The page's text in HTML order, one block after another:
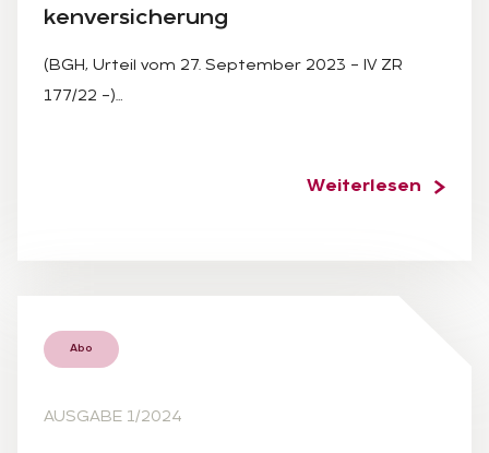
ken­ver­si­che­rung
(BGH, Urteil vom 27. September 2023 – IV ZR
177/22 –)…
Weiterlesen
Abo
AUSGABE 1/2024